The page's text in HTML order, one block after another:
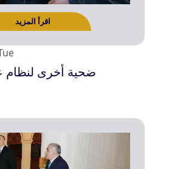
اقرأ المزيد
ضحية أخرى لنظام